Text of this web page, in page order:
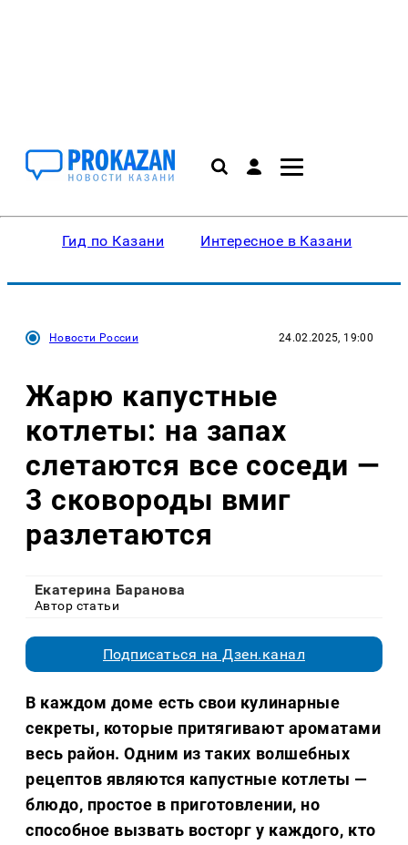
Гид по Казани Интересное в Казани
Новости России 24.02.2025, 19:00
Жарю капустные
котлеты: на запах
слетаются все соседи —
3 сковороды вмиг
разлетаются
Екатерина Баранова
Автор статьи
Подписаться на Дзен.канал
В каждом доме есть свои кулинарные
секреты, которые притягивают ароматами
весь район. Одним из таких волшебных
рецептов являются капустные котлеты —
блюдо, простое в приготовлении, но
способное вызвать восторг у каждого, кто